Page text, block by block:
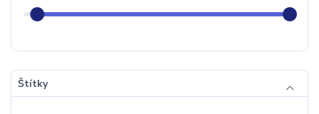
Štítky